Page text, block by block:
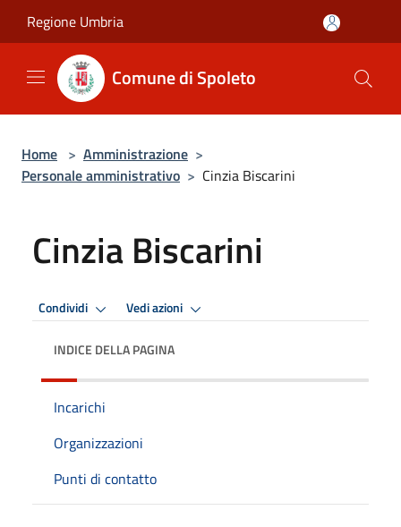
Regione Umbria
Comune di Spoleto
Home > Amministrazione >
Personale amministrativo > Cinzia Biscarini
Cinzia Biscarini
Condividi Vedi azioni
INDICE DELLA PAGINA
Incarichi
Organizzazioni
Punti di contatto